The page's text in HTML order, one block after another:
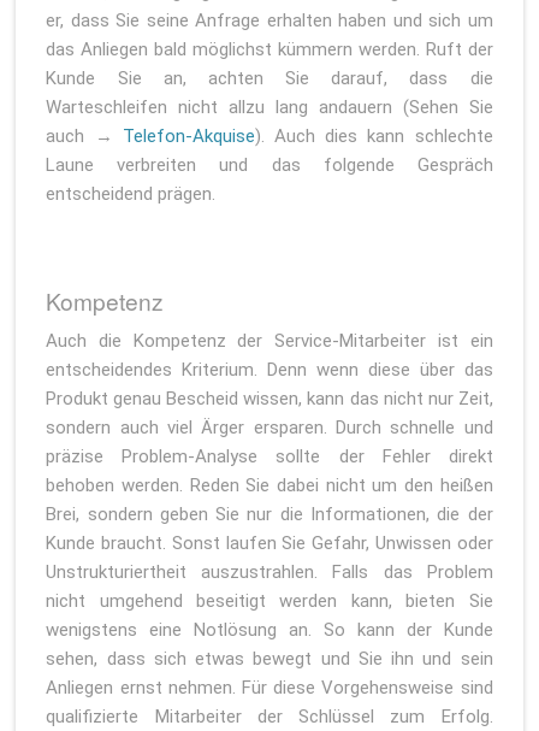
er, dass Sie seine Anfrage erhalten haben und sich um
das Anliegen bald möglichst kümmern werden. Ruft der
Kunde Sie an, achten Sie darauf, dass die
Warteschleifen nicht allzu lang andauern (Sehen Sie
auch → Telefon-Akquise). Auch dies kann schlechte
Laune verbreiten und das folgende Gespräch
entscheidend prägen.
Kompetenz
Auch die Kompetenz der Service-Mitarbeiter ist ein
entscheidendes Kriterium. Denn wenn diese über das
Produkt genau Bescheid wissen, kann das nicht nur Zeit,
sondern auch viel Ärger ersparen. Durch schnelle und
präzise Problem-Analyse sollte der Fehler direkt
behoben werden. Reden Sie dabei nicht um den heißen
Brei, sondern geben Sie nur die Informationen, die der
Kunde braucht. Sonst laufen Sie Gefahr, Unwissen oder
Unstrukturiertheit auszustrahlen. Falls das Problem
nicht umgehend beseitigt werden kann, bieten Sie
wenigstens eine Notlösung an. So kann der Kunde
sehen, dass sich etwas bewegt und Sie ihn und sein
Anliegen ernst nehmen. Für diese Vorgehensweise sind
qualifizierte Mitarbeiter der Schlüssel zum Erfolg.